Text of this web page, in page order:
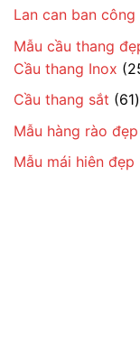
Lan can ban công
Mẫu cầu thang
Cầu thang Inox
Cầu thang sắt 6161
Mẫu hàng rào đẹp
Mẫu mái hiên đẹp